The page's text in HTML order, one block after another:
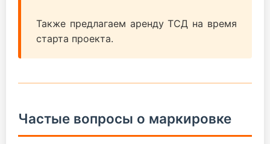
Также предлагаем аренду ТСД на время
старта проекта.
Частые вопросы о маркировке